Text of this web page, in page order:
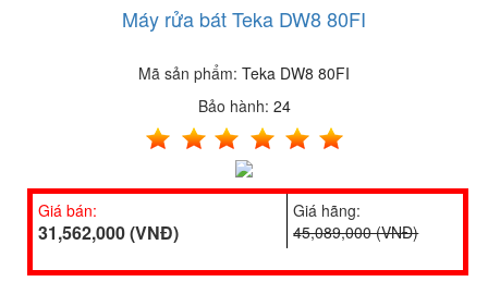
Máy rửa bát Teka DW8 80FI
Mã sản phẩm: Teka DW8 80FI
Bảo hành: 24
Giá bán:
31,562,000 (VNĐ)
Giá hãng:
45,089,000 (VNĐ)